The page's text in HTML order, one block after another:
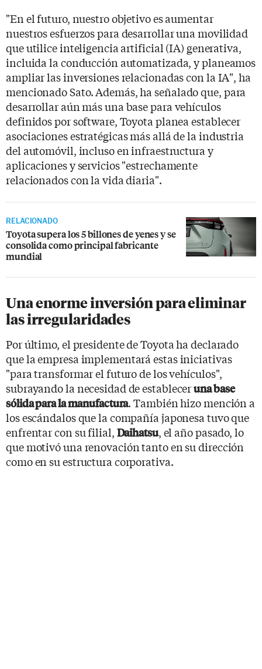
"En el futuro, nuestro objetivo es aumentar
nuestros esfuerzos para desarrollar una movilidad
que utilice inteligencia artificial (IA) generativa,
incluida la conducción automatizada, y planeamos
ampliar las inversiones relacionadas con la IA", ha
mencionado Sato. Además, ha señalado que, para
desarrollar aún más una base para vehículos
definidos por software, Toyota planea establecer
asociaciones estratégicas más allá de la industria
del automóvil, incluso en infraestructura y
aplicaciones y servicios "estrechamente
relacionados con la vida diaria".
RELACIONADO
Toyota supera los 5 billones de yenes y se
consolida como principal fabricante
mundial
Una enorme inversión para eliminar
las irregularidades
Por último, el presidente de Toyota ha declarado
que la empresa implementará estas iniciativas
"para transformar el futuro de los vehículos",
subrayando la necesidad de estableceruna base
sólida para la manufactura. También hizo mención a
los escándalos que la compañía japonesa tuvo que
enfrentar con su filial, Daihatsu, el año pasado, lo
que motivó una renovación tanto en su dirección
como en su estructura corporativa.